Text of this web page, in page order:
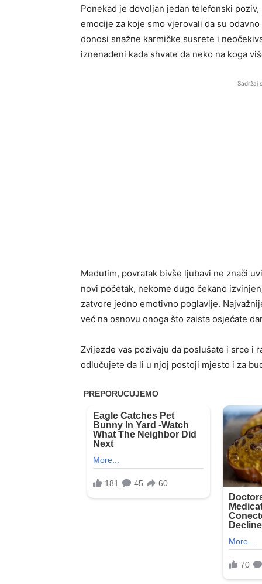
Ponekad je dovoljan jedan telefonski
emocije za koje smo vjerovali da su
donosi snažne karmičke susrete i
iznenađeni kada shvate da neko na koga
Sadržaj
Međutim, povratak bivše ljubavi ne znači
novi početak, nekome dugo čekano
zatvore jedno emotivno poglavlje.
već na osnovu onoga što zaista osjećate
Zvijezde vas pozivaju da poslušate i srce i
odlučujete da li u njoj postoji mjesto i za